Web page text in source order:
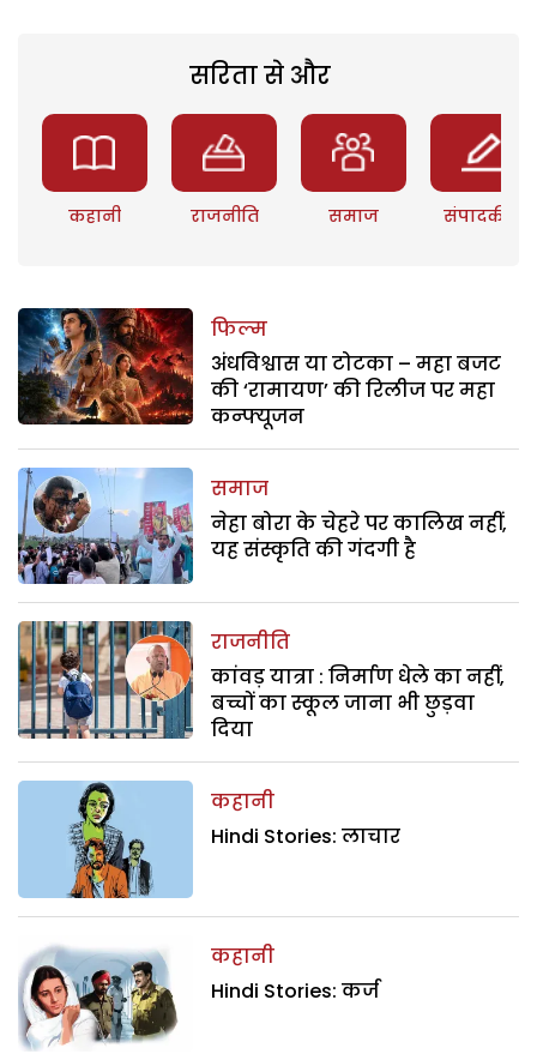
सरिता से और
कहानी राजनीति समाज संपादकीय
फिल्म
अंधविश्वास या टोटका – महा बजट
की ‘रामायण’ की रिलीज पर महा
कन्फ्यूजन
समाज
नेहा बोरा के चेहरे पर कालिख नहीं,
यह संस्कृति की गंदगी है
राजनीति
कांवड़ यात्रा : निर्माण धेले का नहीं,
बच्चों का स्कूल जाना भी छुड़वा
दिया
कहानी
Hindi Stories: लाचार
कहानी
Hindi Stories: कर्ज